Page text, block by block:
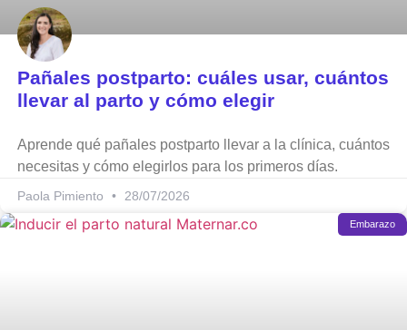
Pañales postparto: cuáles usar, cuántos
llevar al parto y cómo elegir
Aprende qué pañales postparto llevar a la clínica, cuántos
necesitas y cómo elegirlos para los primeros días.
Paola Pimiento 28/07/2026
Embarazo